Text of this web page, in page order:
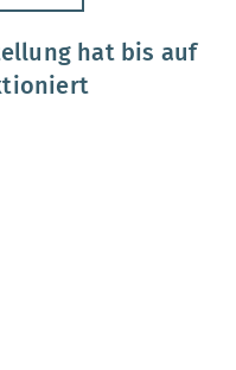
hat bis auf